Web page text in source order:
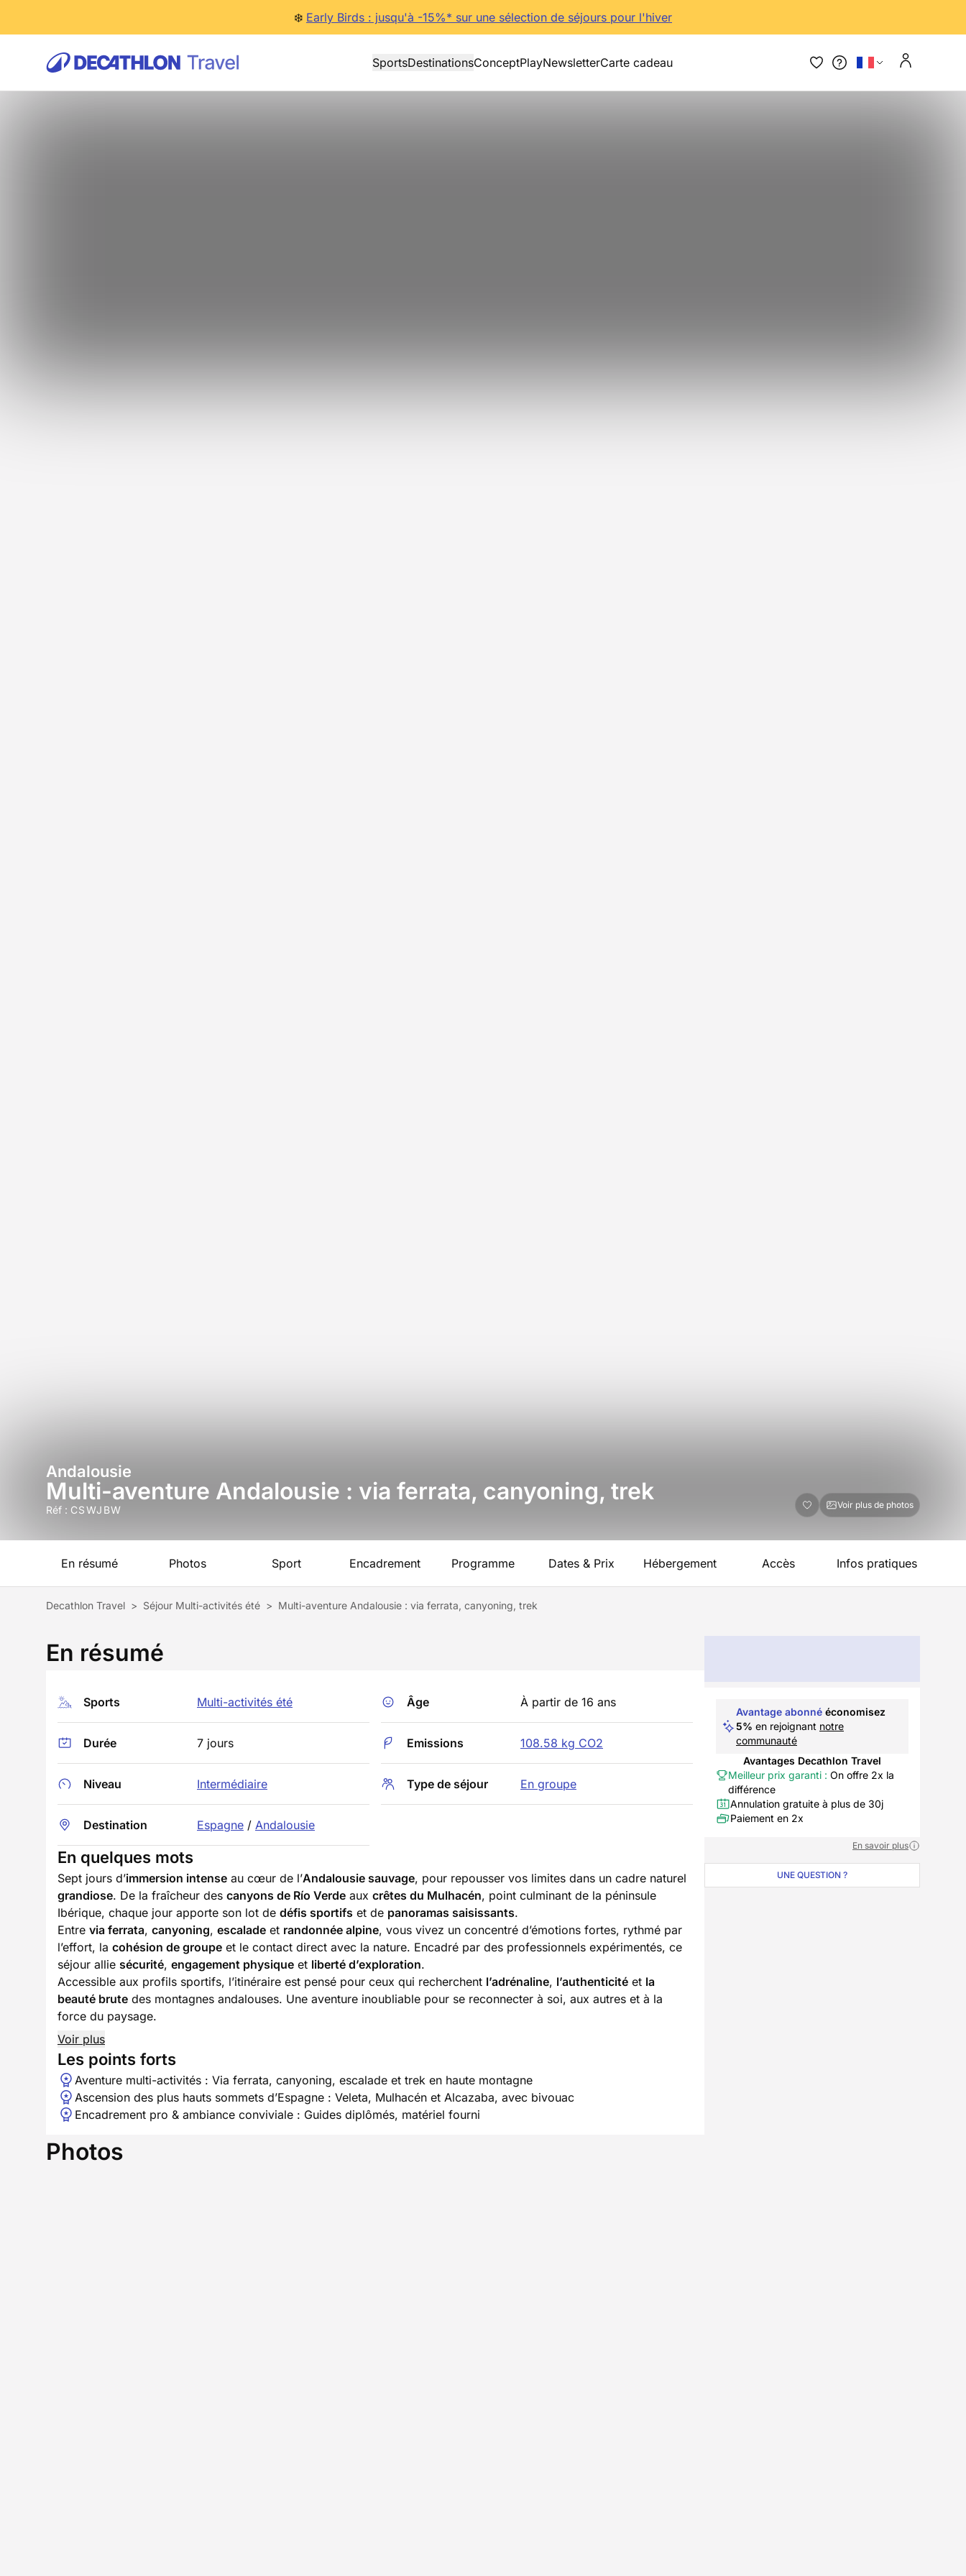
❄️ Early Birds : jusqu'à -15%* sur une sélection de séjours pour l'hiver
SportsDestinationsConceptPlayNewsletterCarte cadeau
Andalousie
Multi-aventure Andalousie : via ferrata, canyoning, trek
Réf : CSWJBW Voir plus de photos
En résumé Photos Sport Encadrement Programme Dates & Prix Hébergement Accès Infos pratiques
Decathlon Travel > Séjour Multi-activités été > Multi-aventure Andalousie : via ferrata, canyoning, trek
En résumé
Sports Multi-activités été
Durée 7 jours
Niveau Intermédiaire
Destination Espagne / Andalousie
Âge À partir de 16 ans
Emissions 108.58 kg CO2
Type de séjour En groupe
En quelques mots
Sept jours d’immersion intense au cœur de l’Andalousie sauvage, pour repousser vos limites dans un cadre naturel
grandiose. De la fraîcheur des canyons de Río Verde aux crêtes du Mulhacén, point culminant de la péninsule
Ibérique, chaque jour apporte son lot de défis sportifs et de panoramas saisissants.
Entre via ferrata, canyoning, escalade et randonnée alpine, vous vivez un concentré d’émotions fortes, rythmé par
l’effort, la cohésion de groupe et le contact direct avec la nature. Encadré par des professionnels expérimentés, ce
séjour allie sécurité, engagement physique et liberté d’exploration.
Accessible aux profils sportifs, l’itinéraire est pensé pour ceux qui recherchent l’adrénaline, l’authenticité et la
beauté brute des montagnes andalouses. Une aventure inoubliable pour se reconnecter à soi, aux autres et à la
force du paysage.
Voir plus
Les points forts
Aventure multi-activités : Via ferrata, canyoning, escalade et trek en haute montagne
Ascension des plus hauts sommets d’Espagne : Veleta, Mulhacén et Alcazaba, avec bivouac
Encadrement pro & ambiance conviviale : Guides diplômés, matériel fourni
Photos
Avantage abonné économisez
5% en rejoignant notre
communauté
Avantages Decathlon Travel
Meilleur prix garanti : On offre 2x la
différence
Annulation gratuite à plus de 30j
Paiement en 2x
En savoir plus
UNE QUESTION ?